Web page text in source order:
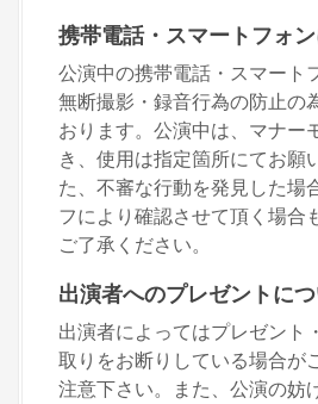
携帯電話・スマートフォ
公演中の携帯電話・スマート
無断撮影・録音行為の防止の
おります。公演中は、マナー
き、使用は指定箇所にてお願
た、不審な行動を発見した場
フにより確認させて頂く場合
ご了承ください。
出演者へのプレゼントに
出演者によってはプレゼント
取りをお断りしている場合が
注意下さい。また、公演の妨